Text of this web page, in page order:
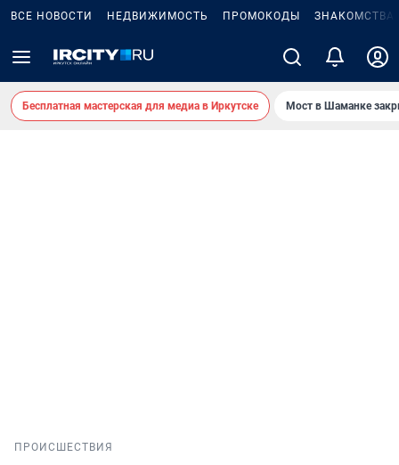
ВСЕ НОВОСТИ НЕДВИЖИМОСТЬ ПРОМОКОДЫ ЗНАКОМСТВА
Бесплатная мастерская для медиа в Иркутске Мост в Шаманке
ПРОИСШЕСТВИЯ